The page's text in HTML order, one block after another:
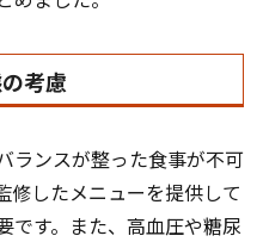
考慮
ランスが整った食事が不可
修したメニューを提供して
です。また、高血圧や糖尿